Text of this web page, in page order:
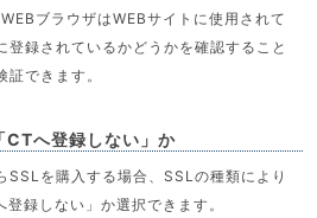
ブラウザはWEBサイトに使用されて
登録されているかどうかを確認すること
できます。
CTへ登録しない」か
SSLを購入する場合、SSLの種類により
録しない」か選択できます。